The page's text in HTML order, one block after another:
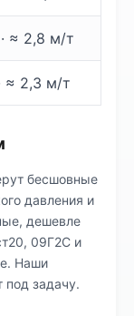
≈ 2,8 м/т
≈ 2,3 м/т
бесшовные
давления и
дешевле
09Г2С и
Наши
под задачу.